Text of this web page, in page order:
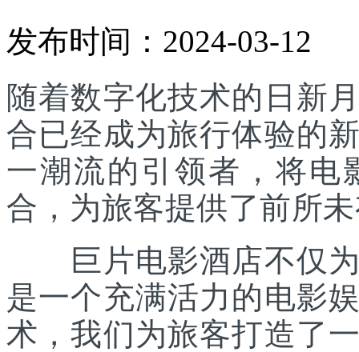
发布时间：2024-03-12
随着数字化技术的日新
合已经成为旅行体验的
一潮流的引领者，将电
合，为旅客提供了前所
巨片电影酒店不仅为
是一个充满活力的电影
术，我们为旅客打造了